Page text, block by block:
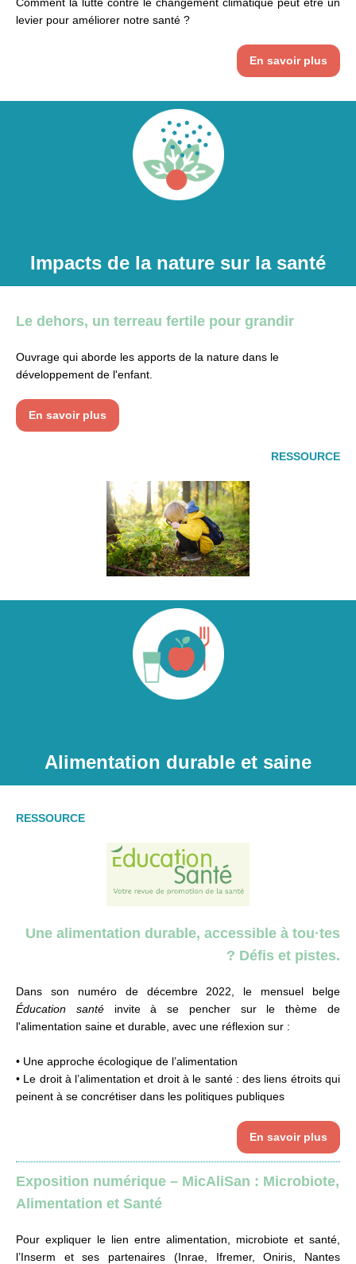
levier pour améliorer notre santé ?
En savoir plus
Impacts de la nature sur lasanté
Le dehors, un terreau fertile pour grandir
Ouvrage qui aborde les apports de la nature dans le
développement de l'enfant.
En savoir plus
RESSOURCE
Alimentation durable et saine
RESSOURCE
Une alimentation durable, accessible à tou·tes
? Défis et pistes.
Dans son numéro de décembre 2022, le mensuel belge
Éducation santéinvite à se pencher sur le thème de
l'alimentation saine et durable, avec une réflexion sur :
• Une approche écologique de l’alimentation
• Le droit à l’alimentation et droit à le santé : des liens étroits qui
peinent à se concrétiser dans les politiques publiques
En savoir plus
Exposition numérique – MicAliSan : Microbiote,
Alimentation et Santé
Pour expliquer le lien entre alimentation, microbiote et santé,
l’Inserm et ses partenaires (Inrae, Ifremer, Oniris, Nantes